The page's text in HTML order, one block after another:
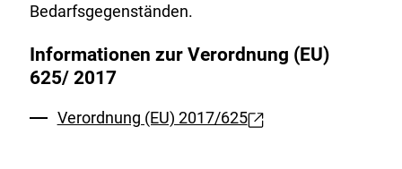
Bedarfsgegenständen.
Informationen zur Verordnung (EU)
625/ 2017
Externer
Verordnung (EU) 2017/625